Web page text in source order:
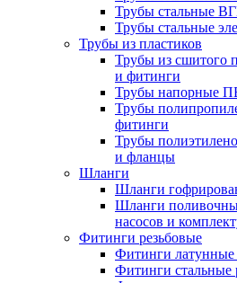
Трубы стальные
Трубы стальные
Трубы из пластиков
Трубы из сшитого
и фитинги
Трубы напорные
Трубы
фитинги
Трубы
и фланцы
Шланги
Шланги
Шланги
насосов и
Фитинги резьбовые
Фитинги латунные
Фитинги стальные